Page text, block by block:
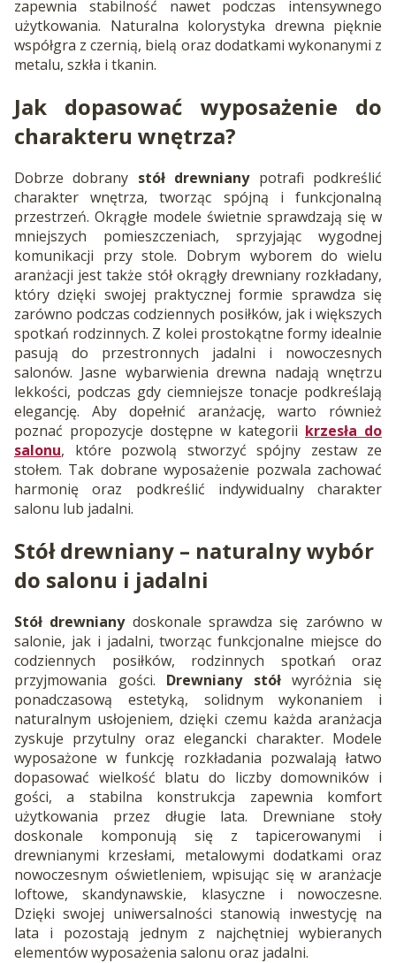
zapewnia stabilność nawet podczas intensywnego
użytkowania. Naturalna kolorystyka drewna pięknie
współgra z czernią, bielą oraz dodatkami wykonanymi z
metalu, szkła i tkanin.
Jak dopasować wyposażenie do
charakteru wnętrza?
Dobrze dobrany stół drewnianypotrafi podkreślić
charakter wnętrza, tworząc spójną i funkcjonalną
przestrzeń. Okrągłe modele świetnie sprawdzają się w
mniejszych pomieszczeniach, sprzyjając wygodnej
komunikacji przy stole. Dobrym wyborem do wielu
aranżacji jest także stół okrągły drewniany rozkładany,
który dzięki swojej praktycznej formie sprawdza się
zarówno podczas codziennych posiłków, jak i większych
spotkań rodzinnych. Z kolei prostokątne formy idealnie
pasują do przestronnych jadalni i nowoczesnych
salonów. Jasne wybarwienia drewna nadają wnętrzu
lekkości, podczas gdy ciemniejsze tonacje podkreślają
elegancję. Aby dopełnić aranżację, warto również
poznać propozycje dostępne w kategorii krzesła do
salonu, które pozwolą stworzyć spójny zestaw ze
stołem. Tak dobrane wyposażenie pozwala zachować
harmonię oraz podkreślić indywidualny charakter
salonu lub jadalni.
Stół drewniany – naturalny wybór
do salonu i jadalni
Stół drewnianydoskonale sprawdza się zarówno w
salonie, jak i jadalni, tworząc funkcjonalne miejsce do
codziennych posiłków, rodzinnych spotkań oraz
przyjmowania gości. Drewniany stółwyróżnia się
ponadczasową estetyką, solidnym wykonaniem i
naturalnym usłojeniem, dzięki czemu każda aranżacja
zyskuje przytulny oraz elegancki charakter. Modele
wyposażone w funkcję rozkładania pozwalają łatwo
dopasować wielkość blatu do liczby domowników i
gości, a stabilna konstrukcja zapewnia komfort
użytkowania przez długie lata. Drewniane stoły
doskonale komponują się z tapicerowanymi i
drewnianymi krzesłami, metalowymi dodatkami oraz
nowoczesnym oświetleniem, wpisując się w aranżacje
loftowe, skandynawskie, klasyczne i nowoczesne.
Dzięki swojej uniwersalności stanowią inwestycję na
lata i pozostają jednym z najchętniej wybieranych
elementów wyposażenia salonu oraz jadalni.